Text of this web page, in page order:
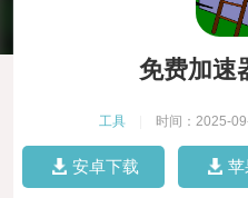
免费加速
工具 时间：2025-
安卓下载 苹